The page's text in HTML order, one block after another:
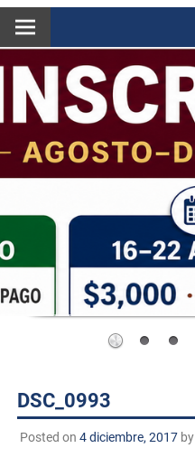
DSC_0993
Posted on 4 diciembre, 2017by